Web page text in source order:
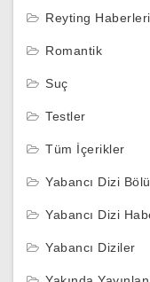
Reyting Haberleri
Romantik
Suç
Testler
Tüm İçerikler
Yabancı Dizi
Yabancı Dizi
Yabancı Diziler